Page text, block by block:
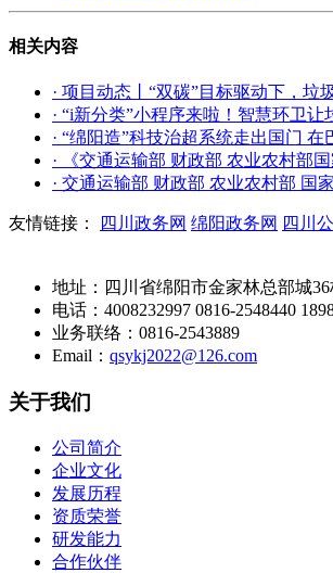
相关内容
· 项目动态丨“双碳”目标驱动下，垃
· “i新分类”小程序来啦！智慧环卫让
· “绵阳造”科技治超系统走出国门
· 《交通运输部 财政部 农业农村部
· 交通运输部 财政部 农业农村部 国
友情链接： 四川政务网 绵阳政务网 四川
地址：四川省绵阳市金家林总部城36
电话：4008232997 0816-2548440
业务联络：0816-2543889
Email： qsykj2022@126.com
关于我们
公司简介
企业文化
发展历程
资质荣誉
研发能力
合作伙伴